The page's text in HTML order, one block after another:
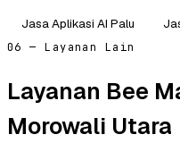
Jasa Aplikasi AI Palu
06 — Layanan Lain
Layanan Bee
Morowali Utara